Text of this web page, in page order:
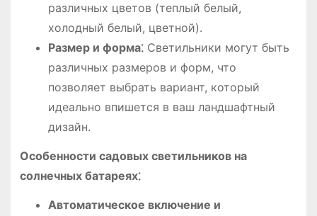
различных цветов (теплый белый,
холодный белый, цветной).
Размер и форма⁚Светильники могут быть
различных размеров и форм, что
позволяет выбрать вариант, который
идеально впишется в ваш ландшафтный
дизайн.
Особенности садовых светильников на
солнечных батареях⁚
Автоматическое включение и